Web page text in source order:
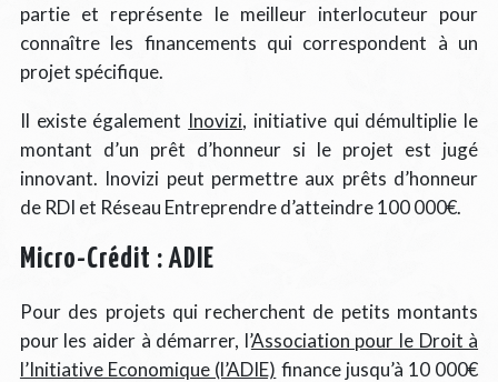
partie et représente le meilleur interlocuteur pour
connaître les financements qui correspondent à un
projet spécifique.
Il existe également Inovizi, initiative qui démultiplie le
montant d’un prêt d’honneur si le projet est jugé
innovant. Inovizi peut permettre aux prêts d’honneur
de RDI et Réseau Entreprendre d’atteindre 100 000€.
Micro-Crédit : ADIE
Pour des projets qui recherchent de petits montants
pour les aider à démarrer, l’Association pour le Droit à
l’Initiative Economique (l’ADIE) finance jusqu’à 10 000€